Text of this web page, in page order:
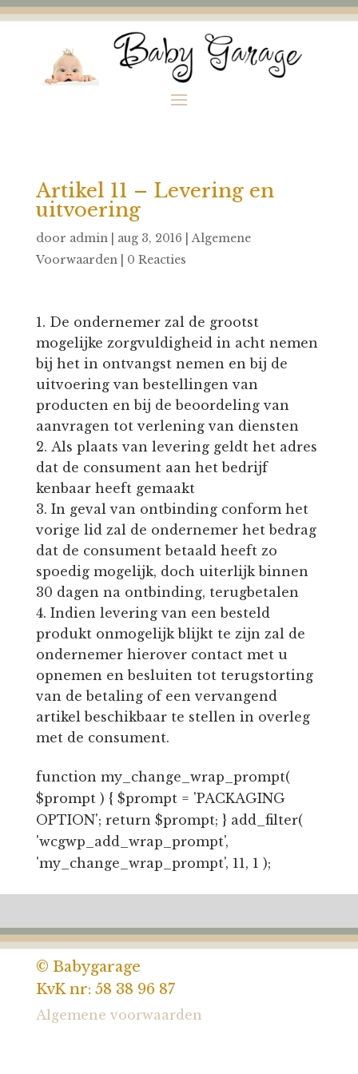
Artikel 11 – Levering en
uitvoering
door admin| aug 3, 2016 |Algemene
Voorwaarden| 0 Reacties
De ondernemer zal de grootst
mogelijke zorgvuldigheid in acht nemen
bij het in ontvangst nemen en bij de
uitvoering van bestellingen van
producten en bij de beoordeling van
aanvragen tot verlening van diensten
Als plaats van levering geldt het adres
dat de consument aan het bedrijf
kenbaar heeft gemaakt
In geval van ontbinding conform het
vorige lid zal de ondernemer het bedrag
dat de consument betaald heeft zo
spoedig mogelijk, doch uiterlijk binnen
30 dagen na ontbinding, terugbetalen
Indien levering van een besteld
produkt onmogelijk blijkt te zijn zal de
ondernemer hierover contact met u
opnemen en besluiten tot terugstorting
van de betaling of een vervangend
artikel beschikbaar te stellen in overleg
met de consument.
function my_change_wrap_prompt(
$prompt ) { $prompt = 'PACKAGING
OPTION'; return $prompt; } add_filter(
'wcgwp_add_wrap_prompt',
'my_change_wrap_prompt', 11, 1 );
© Babygarage
KvK nr: 58 38 96 87
Algemene voorwaarden